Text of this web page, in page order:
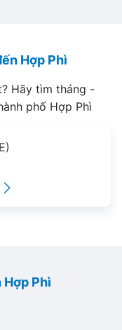
Hợp Phì
Hãy tìm tháng -
phố Hợp Phì
Hợp Phì